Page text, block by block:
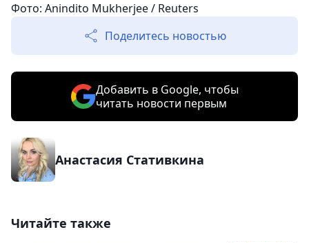
Фото: Anindito Mukherjee / Reuters
Поделитесь новостью
Добавить в Google, чтобы
читать новости первым
Анастасия Стативкина
Читайте также